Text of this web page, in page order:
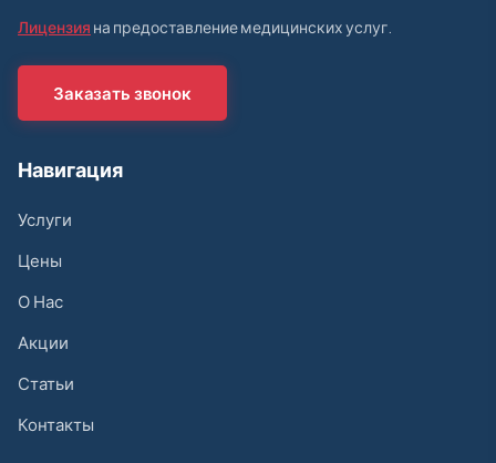
Лицензия на предоставление медицинских услуг.
Заказать звонок
Навигация
Услуги
Цены
О Нас
Акции
Статьи
Контакты